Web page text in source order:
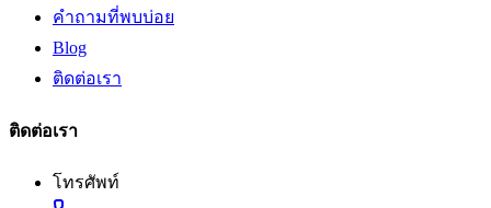
คำถามที่พบบ่อย
Blog
ติดต่อเรา
ติดต่อเรา
โทรศัพท์